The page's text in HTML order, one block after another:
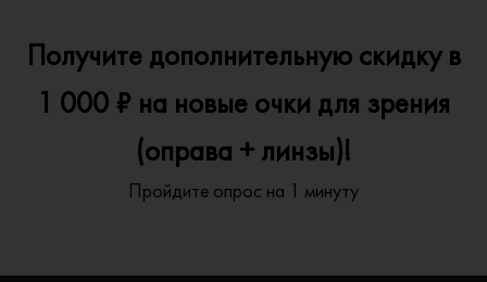
Получите дополнительную скидку в
1 000 ₽ на новые очки для зрения
(оправа + линзы)!
Пройдите опрос на 1 минуту